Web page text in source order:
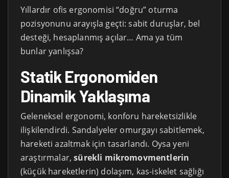
Yıllardır ofis ergonomisi “doğru” oturma
pozisyonunu arayışla geçti: sabit duruşlar, bel
desteği, hesaplanmış açılar… Ama ya tüm
bunlar yanlışsa?
Statik Ergonomiden
Dinamik Yaklaşıma
Geleneksel ergonomi, konforu hareketsizlikle
ilişkilendirdi. Sandalyeler omurgayı sabitlemek,
hareketi azaltmak için tasarlandı. Oysa yeni
araştırmalar,sürekli mikromovmentlerin
(küçük hareketlerin) dolaşım, kas-iskelet sağlığı